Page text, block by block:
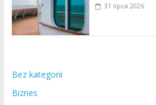
31 lipca 2026
Bez kategorii
Biznes